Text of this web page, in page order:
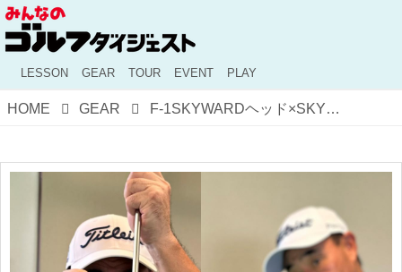
LESSON GEAR TOUR EVENT PLAY
HOME GEAR F-1SKYWARDヘッド×SKYWARDシャフト「スライスを抑え、つかまり過ぎない組み合わせ」(堀越プロ)【人気ゴルフ工房のぶっ飛びドライバーをキング・オブ・試打が語る】